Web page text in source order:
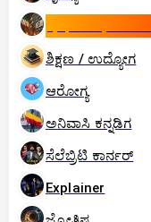
ಶಿಕ್ಷಣ / ಉದ್ಯೋಗ
ಆರೋಗ್ಯ
ಅನಿವಾಸಿ ಕನ್ನಡಿಗ
ಸೆಲೆಬ್ರಿಟಿ ಕಾರ್ನರ್‌
Explainer